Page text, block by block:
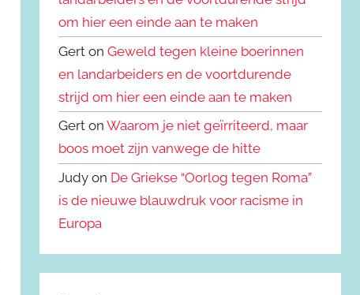
om hier een einde aan te maken
Gert onGeweld tegen kleine boerinnen
en landarbeiders en de voortdurende
strijd om hier een einde aan te maken
Gert onWaarom je niet geïrriteerd, maar
boos moet zijn vanwege de hitte
Judy on De Griekse “Oorlog tegen Roma”
is de nieuwe blauwdruk voor racisme in
Europa